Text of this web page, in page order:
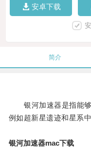
安卓下载
简介
银河加速器是指能够
例如超新星遗迹和星系中
银河加速器mac下载